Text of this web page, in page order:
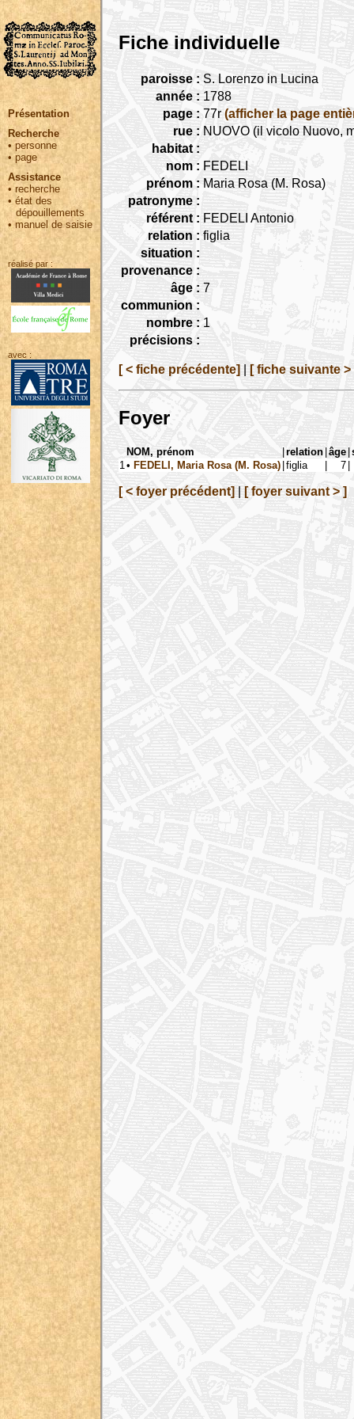
Présentation
Recherche
• personne
•page
Assistance
• recherche
•état des
dépouillements
•manuel de saisie
réalisé par :
avec :
Fiche individuelle
paroisse : S. Lorenzo in Lucina
année : 1788
page : 77r (afficher la page
rue : NUOVO (il vicolo Nuovo,
habitat :
nom : FEDELI
prénom : Maria Rosa (M. Rosa)
patronyme :
référent : FEDELI Antonio
relation : figlia
situation :
provenance :
âge : 7
communion :
nombre : 1
précisions :
[ < fiche précédente] [ fiche suivante >
Foyer
NOM, prénom |relation |âge |
1 • FEDELI, Maria Rosa (M. Rosa) |figlia | 7 |
[ < foyer précédent] [ foyer suivant > ]